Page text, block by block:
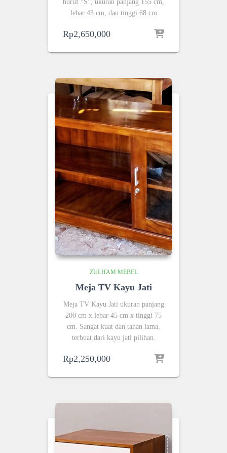
huruf “S”, ukuran panjang 155 cm,
lebar 43 cm, dan tinggi 68 cm
Rp2,650,000
ZULHAM MEBEL
Meja TV Kayu Jati
Meja TV Kayu Jati ukuran panjang
200 cm x lebar 45 cm x tinggi 75
cm. Sangat kuat dan tahan lama,
terbuat dari kayu jati pilihan.
Rp2,250,000